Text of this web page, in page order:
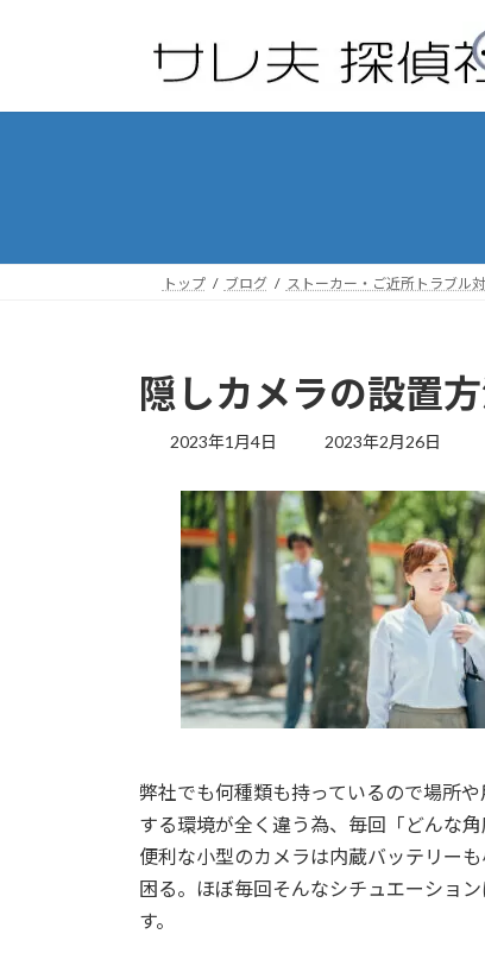
プ
動
トップ ブログ ストーカー・ご近所トラブル
隠しカメラの設置
2023年1月4日
最
更
新
時
:
2023年2月26日
弊社でも何種類も持っているので場所
する環境が全く違う為、毎回「どんな
便利な小型のカメラは内蔵バッテリー
困る。ほぼ毎回そんなシチュエーショ
す。